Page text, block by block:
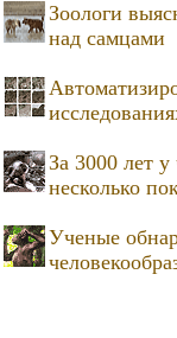
Зоологи
над самцами
За 3000 лет
несколько
Ученые